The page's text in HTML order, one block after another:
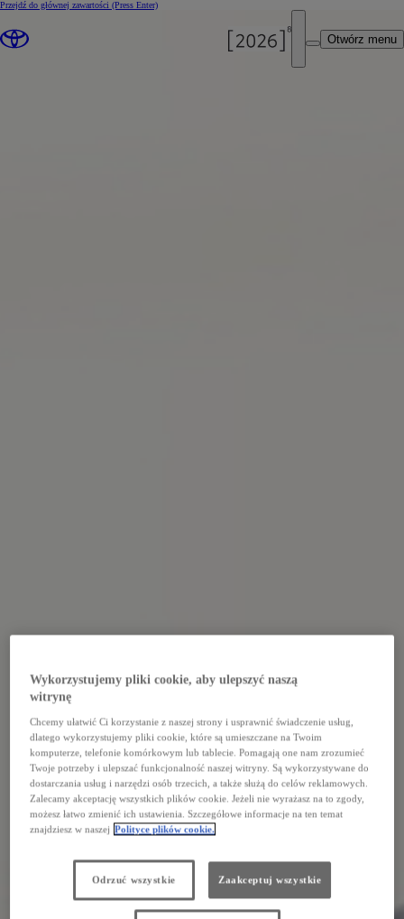
Przejdź do głównej zawartości (Press Enter)
Otwórz menu
Wykorzystujemy pliki cookie, aby ulepszyć naszą
witrynę
Chcemy ułatwić Ci korzystanie z naszej strony i usprawnić świadczenie usług,
dlatego wykorzystujemy pliki cookie, które są umieszczane na Twoim
komputerze, telefonie komórkowym lub tablecie. Pomagają one nam zrozumieć
Twoje potrzeby i ulepszać funkcjonalność naszej witryny. Są wykorzystywane do
dostarczania usług i narzędzi osób trzecich, a także służą do celów reklamowych.
Zalecamy akceptację wszystkich plików cookie. Jeżeli nie wyrażasz na to zgody,
możesz łatwo zmienić ich ustawienia. Szczegółowe informacje na ten temat
znajdziesz w naszej Polityce plików cookie.
Odrzuć wszystkie Zaakceptuj wszystkie